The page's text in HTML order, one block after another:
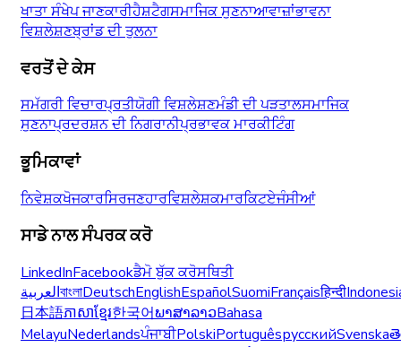
ਖਾਤਾ ਸੰਖੇਪ ਜਾਣਕਾਰੀਹੈਸ਼ਟੈਗਸਮਾਜਿਕ ਸੁਣਨਾਆਵਾਜ਼ਾਂਭਾਵਨਾ
ਵਿਸ਼ਲੇਸ਼ਣਬ੍ਰਾਂਡ ਦੀ ਤੁਲਨਾ
ਵਰਤੋਂ ਦੇ ਕੇਸ
ਸਮੱਗਰੀ ਵਿਚਾਰਪ੍ਰਤੀਯੋਗੀ ਵਿਸ਼ਲੇਸ਼ਣਮੰਡੀ ਦੀ ਪੜਤਾਲਸਮਾਜਿਕ
ਸੁਣਨਾਪ੍ਰਦਰਸ਼ਨ ਦੀ ਨਿਗਰਾਨੀਪ੍ਰਭਾਵਕ ਮਾਰਕੀਟਿੰਗ
ਭੂਮਿਕਾਵਾਂ
ਨਿਵੇਸ਼ਕਖੋਜਕਾਰਸਿਰਜਣਹਾਰਵਿਸ਼ਲੇਸ਼ਕਮਾਰਕਿਟਏਜੰਸੀਆਂ
ਸਾਡੇ ਨਾਲ ਸੰਪਰਕ ਕਰੋ
LinkedInFacebookਡੈਮੋ ਬੁੱਕ ਕਰੋਸਥਿਤੀ
العربيةবাংলাDeutschEnglishEspañolSuomiFrançaisहिन्दी
日本語ភាសាខ្មែរ한국어ພາສາລາວBahasa
MelayuNederlandsਪੰਜਾਬੀPolskiPortuguêsрусскийSvenska